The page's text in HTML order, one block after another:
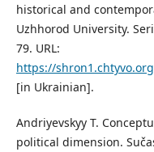
historical and
Uzhhorod University.
79. URL:
https://
[in Ukrainian].
Andriyevskyy T.
political dimension.